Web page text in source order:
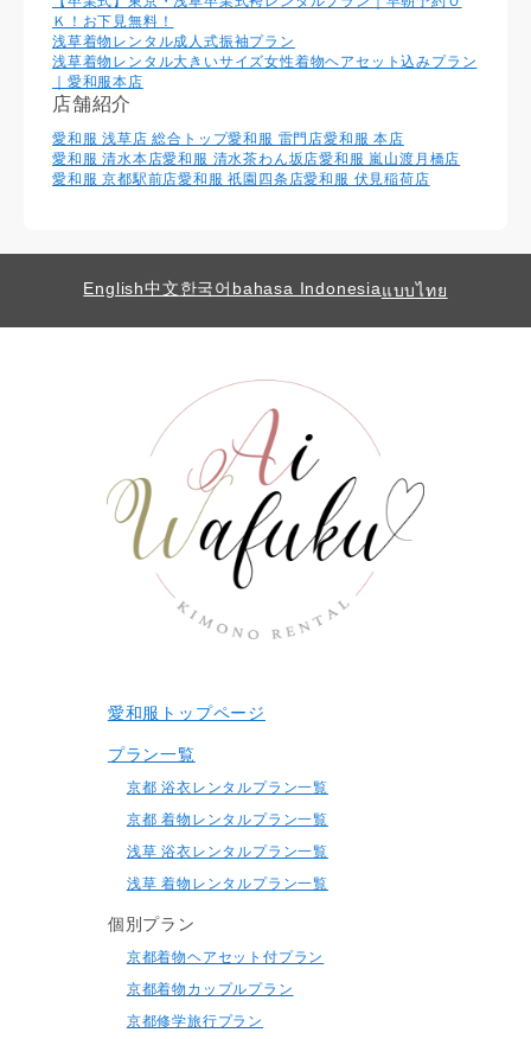
Ｋ！お下見無料！
浅草着物レンタル成人式振袖プラン
浅草着物レンタル大きいサイズ女性着物ヘアセット込みプラン
｜愛和服本店
店舗紹介
愛和服 浅草店 総合トップ愛和服 雷門店愛和服 本店
愛和服 清水本店愛和服 清水茶わん坂店愛和服 嵐山渡月橋店
愛和服 京都駅前店愛和服 祇園四条店愛和服 伏見稲荷店
English中文한국어 bahasa Indonesiaแบบไทย
愛和服トップページ
プラン一覧
京都 浴衣レンタルプラン一覧
京都 着物レンタルプラン一覧
浅草 浴衣レンタルプラン一覧
浅草 着物レンタルプラン一覧
個別プラン
京都着物ヘアセット付プラン
京都着物カップルプラン
京都修学旅行プラン